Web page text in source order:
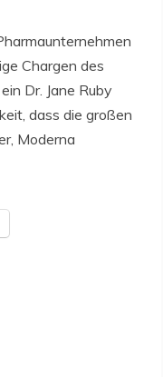
Chargen des
Dr. Jane Ruby
dass die großen
Moderna